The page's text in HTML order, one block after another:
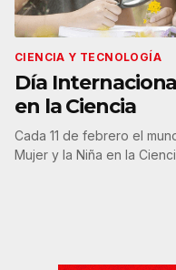
CIENCIA Y TECNOLOGÍA
Día
en la Ciencia
Cada 11 de febrero el
Mujer y la Niña en la